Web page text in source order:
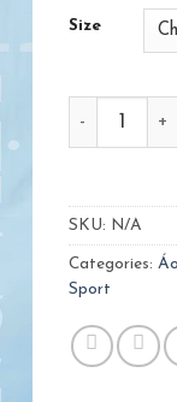
Size
Bộ bóng
SKU: N/A
Categories:
Sport